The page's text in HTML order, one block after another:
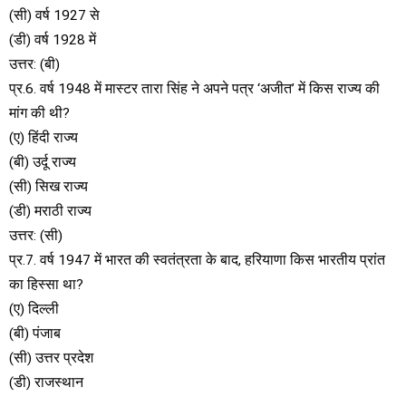
(सी) वर्ष 1927 से
(डी) वर्ष 1928 में
उत्तर: (बी)
प्र.6. वर्ष 1948 में मास्टर तारा सिंह ने अपने पत्र ‘अजीत’ में किस राज्य की
मांग की थी?
(ए) हिंदी राज्य
(बी) उर्दू राज्य
(सी) सिख राज्य
(डी) मराठी राज्य
उत्तर: (सी)
प्र.7. वर्ष 1947 में भारत की स्वतंत्रता के बाद, हरियाणा किस भारतीय प्रांत
का हिस्सा था?
(ए) दिल्ली
(बी) पंजाब
(सी) उत्तर प्रदेश
(डी) राजस्थान